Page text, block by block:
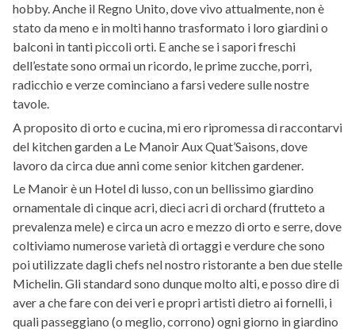
hobby. Anche il Regno Unito, dove vivo attualmente, non è
stato da meno e in molti hanno trasformato i loro giardini o
balconi in tanti piccoli orti. E anche se i sapori freschi
dell’estate sono ormai un ricordo, le prime zucche, porri,
radicchio e verze cominciano a farsi vedere sulle nostre
tavole.
A proposito di orto e cucina, mi ero ripromessa di raccontarvi
del kitchen garden a Le Manoir Aux Quat’Saisons, dove
lavoro da circa due anni come senior kitchen gardener.
Le Manoir è un Hotel di lusso, con un bellissimo giardino
ornamentale di cinque acri, dieci acri di orchard (frutteto a
prevalenza mele) e circa un acro e mezzo di orto e serre, dove
coltiviamo numerose varietà di ortaggi e verdure che sono
poi utilizzate dagli chefs nel nostro ristorante a ben due stelle
Michelin. Gli standard sono dunque molto alti, e posso dire di
aver a che fare con dei veri e propri artisti dietro ai fornelli, i
quali passeggiano (o meglio, corrono) ogni giorno in giardino